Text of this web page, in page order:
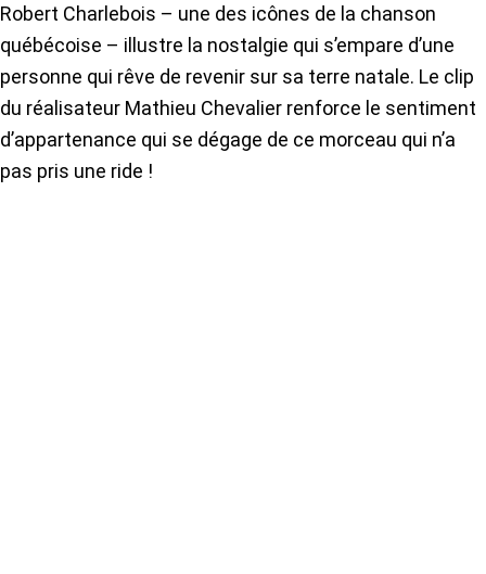
Robert Charlebois – une des icônes de la chanson
québécoise – illustre la nostalgie qui s’empare d’une
personne qui rêve de revenir sur sa terre natale. Le clip
du réalisateur Mathieu Chevalier renforce le sentiment
d’appartenance qui se dégage de ce morceau qui n’a
pas pris une ride !